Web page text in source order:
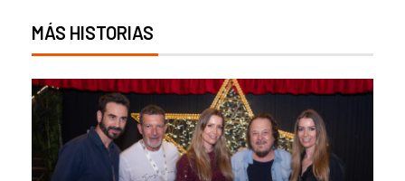
MÁS HISTORIAS